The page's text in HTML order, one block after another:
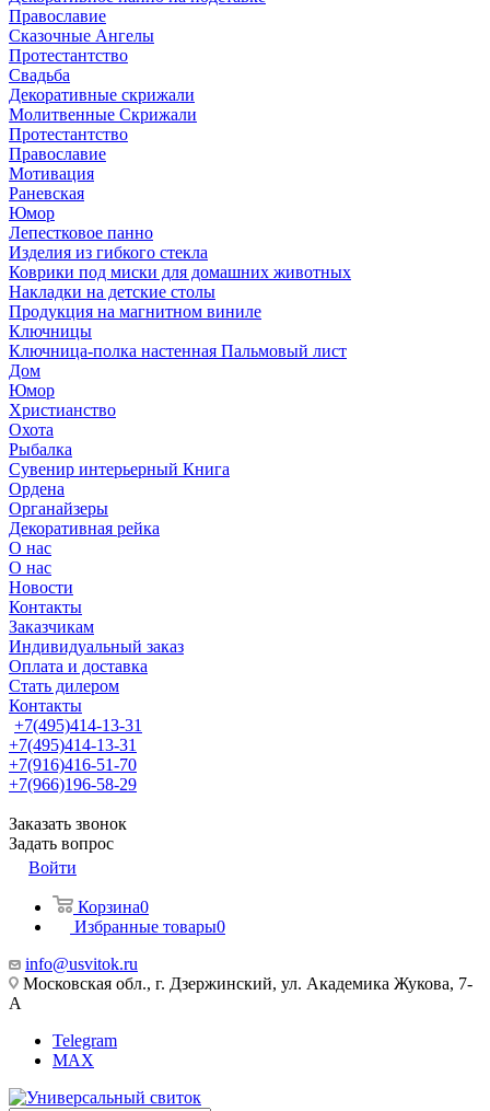
Православие
Сказочные Ангелы
Протестантство
Свадьба
Декоративные скрижали
Молитвенные Скрижали
Протестантство
Православие
Мотивация
Раневская
Юмор
Лепестковое панно
Изделия из гибкого стекла
Коврики под миски для домашних животных
Накладки на детские столы
Продукция на магнитном виниле
Ключницы
Ключница-полка настенная Пальмовый лист
Дом
Юмор
Христианство
Охота
Рыбалка
Сувенир интерьерный Книга
Ордена
Органайзеры
Декоративная рейка
О нас
О нас
Новости
Контакты
Заказчикам
Индивидуальный заказ
Оплата и доставка
Стать дилером
Контакты
+7(495)414-13-31
+7(495)414-13-31
+7(916)416-51-70
+7(966)196-58-29
Заказать звонок
Задать вопрос
Войти
Корзина0
Избранные товары0
info@usvitok.ru
Московская обл., г. Дзержинский, ул. Академика Жукова, 7-
А
Telegram
MAX